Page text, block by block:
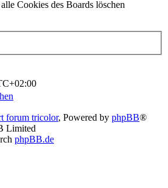
Cookies des Boards löschen
forum tricolor, Powered by phpBB®
Limited
phpBB.de